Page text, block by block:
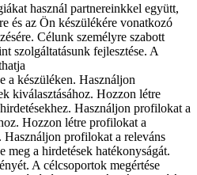
használ partnereinkkel együtt,
és az Ön készülékére vonatkozó
Célunk személyre szabott
szolgáltatásunk fejlesztése. A
a készüléken. Használjon
kiválasztásához. Hozzon létre
Használjon profilokat a
Hozzon létre profilokat a
Használjon profilokat a releváns
meg a hirdetések hatékonyságát.
A célcsoportok megértése